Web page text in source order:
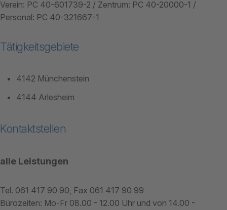
Verein: PC 40-601739-2 / Zentrum: PC 40-20000-1 /
Personal: PC 40-321667-1
Tätigkeitsgebiete
4142 Münchenstein
4144 Arlesheim
Kontaktstellen
alle Leistungen
Tel. 061 417 90 90, Fax 061 417 90 99
Bürozeiten: Mo-Fr 08.00 - 12.00 Uhr und von 14.00 -